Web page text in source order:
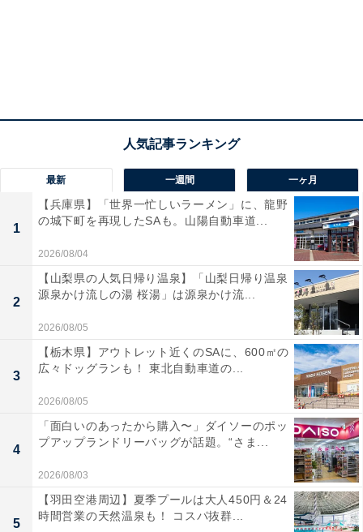
最新 一週間 一ヶ月
1
【兵庫県】「世界一忙しいラーメン」に、龍野
の城下町を再現したSAも。山陽自動車道...
2026/08/04
2
【山梨県の人気日帰り温泉】「山梨日帰り温泉
源泉かけ流しの湯 桜湯」は源泉かけ流...
2026/08/05
3
【栃木県】アウトレット近くのSAに、600㎡の
広々ドッグランも！ 東北自動車道の...
2026/08/05
4
「面白いのあったから購入〜」ダイソーのポッ
プアップランドリーバッグが話題。“さま...
2026/08/03
5
【羽田空港周辺】夏季プールは大人450円＆24
時間営業の天然温泉も！ コスパ抜群...